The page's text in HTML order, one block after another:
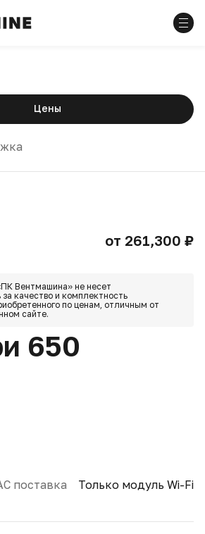
Цены
от 261,300 ₽
Вентмашина» не несет
за качество и комплектность
по ценам, отличным от
сайте.
650
поставка
Только модуль Wi-Fi